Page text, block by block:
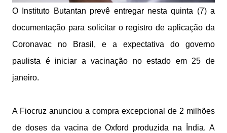
O Instituto Butantan prevê entregar nesta quinta (7) a
documentação para solicitar o registro de aplicação da
Coronavac no Brasil, e a expectativa do governo
paulista é iniciar a vacinação no estado em 25 de
janeiro.
A Fiocruz anunciou a compra excepcional de 2 milhões
de doses da vacina de Oxford produzida na Índia. A